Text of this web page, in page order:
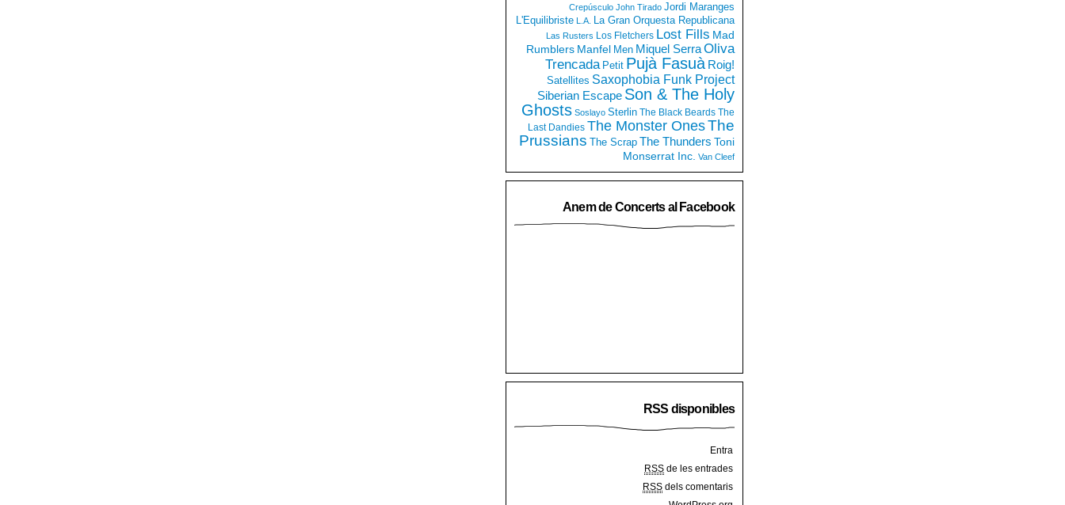
Crepúsculo John Tirado Jordi Maranges
L'Equilibriste L.A. La Gran Orquesta Republicana
Las Rusters Los Fletchers Lost Fills Mad
Rumblers Manfel Men Miquel SerraOliva
Trencada Petit Pujà Fasuà Roig!
Satellites Saxophobia Funk Project
Siberian Escape Son & The Holy
Ghosts Soslayo Sterlin The Black Beards The
Last Dandies The Monster OnesThe
Prussians The Scrap The Thunders Toni
Monserrat Inc. Van Cleef
Anem de Concerts al Facebook
RSS disponibles
Entra
RSS de les entrades
RSS dels comentaris